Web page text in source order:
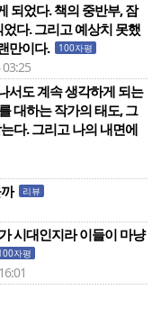
되었다. 책의 중반부, 잠
다. 그리고 예상치 못했
만이다.
100자평
서도 계속 생각하게 되는
대하는 작가의 태도, 그
다. 그리고 나의 내면에
리뷰
시대인지라 이들이 마냥
자평